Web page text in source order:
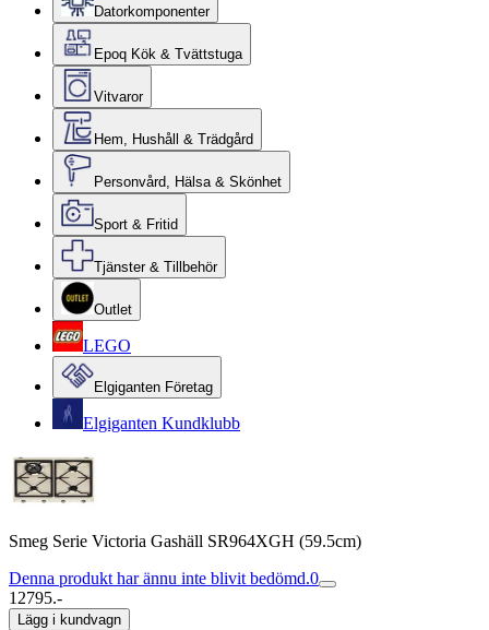
Datorkomponenter
Epoq Kök & Tvättstuga
Vitvaror
Hem, Hushåll & Trädgård
Personvård, Hälsa & Skönhet
Sport & Fritid
Tjänster & Tillbehör
Outlet
LEGO
Elgiganten Företag
Elgiganten Kundklubb
Smeg Serie Victoria Gashäll SR964XGH (59.5cm)
Denna produkt har ännu inte blivit bedömd.0
12795.-
Lägg i kundvagn